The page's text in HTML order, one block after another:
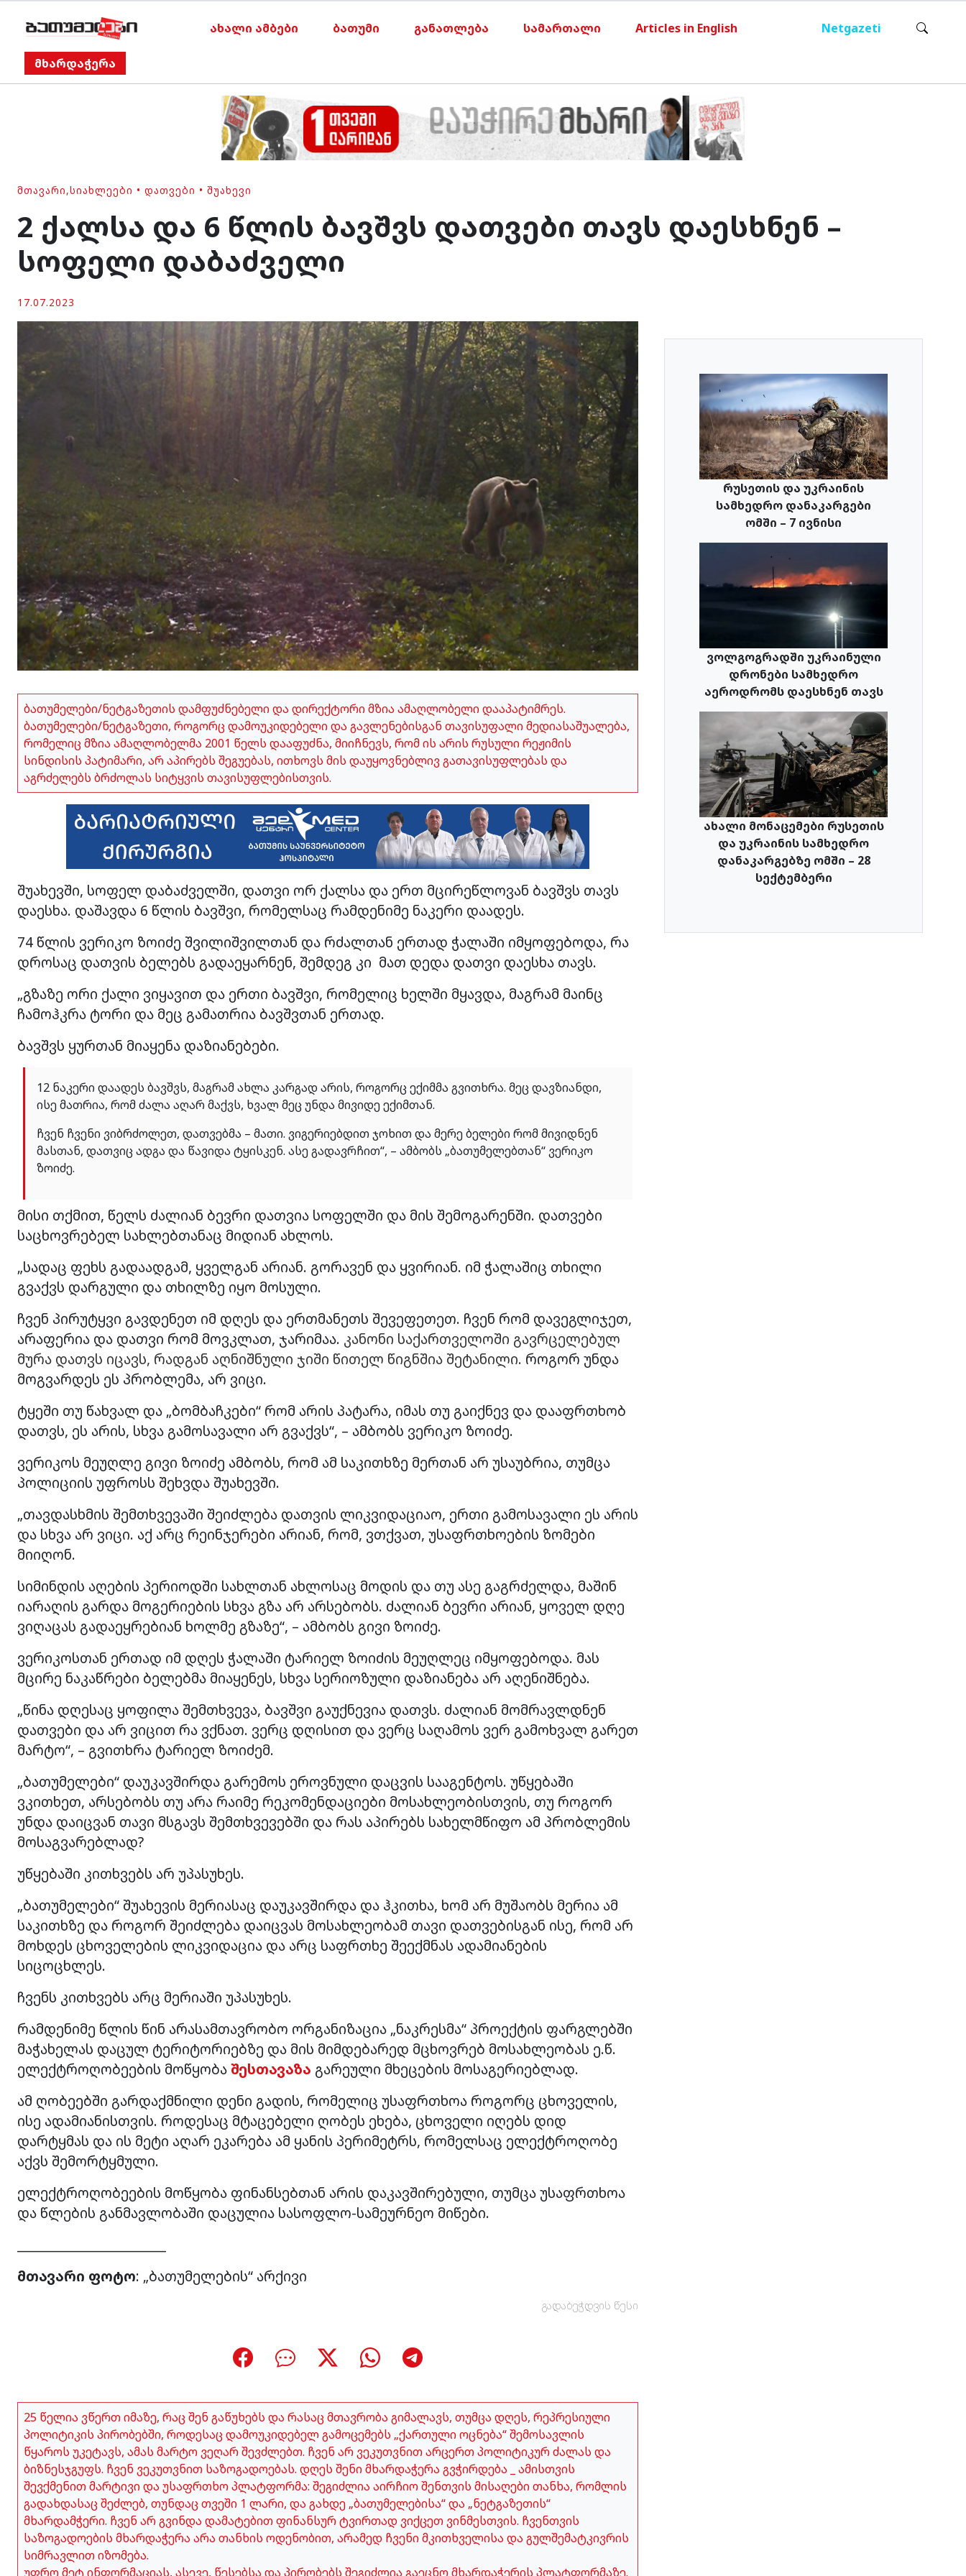
ახალი ამბები ბათუმი განათლება სამართალი Articles in English Netgazeti
მხარდაჭერა
ᲛᲗᲐᲕᲐᲠᲘ,ᲡᲘᲐᲮᲚᲔᲔᲑᲘ • ᲓᲐᲗᲕᲔᲑᲘ • ᲨᲣᲐᲮᲔᲕᲘ
2 ქალსა და 6 წლის ბავშვს დათვები თავს დაესხნენ –
სოფელი დაბაძველი
17.07.2023
ბათუმელები/ნეტგაზეთის დამფუძნებელი და დირექტორი მზია ამაღლობელი დააპატიმრეს.
ბათუმელები/ნეტგაზეთი, როგორც დამოუკიდებელი და გავლენებისგან თავისუფალი მედიასაშუალება,
რომელიც მზია ამაღლობელმა 2001 წელს დააფუძნა, მიიჩნევს, რომ ის არის რუსული რეჟიმის
სინდისის პატიმარი, არ აპირებს შეგუებას, ითხოვს მის დაუყოვნებლივ გათავისუფლებას და
აგრძელებს ბრძოლას სიტყვის თავისუფლებისთვის.
შუახევში, სოფელ დაბაძველში, დათვი ორ ქალსა და ერთ მცირეწლოვან ბავშვს თავს
დაესხა. დაშავდა 6 წლის ბავშვი, რომელსაც რამდენიმე ნაკერი დაადეს.
74 წლის ვერიკო ზოიძე შვილიშვილთან და რძალთან ერთად ჭალაში იმყოფებოდა, რა
დროსაც დათვის ბელებს გადაეყარნენ, შემდეგ კი მათ დედა დათვი დაესხა თავს.
„გზაზე ორი ქალი ვიყავით და ერთი ბავშვი, რომელიც ხელში მყავდა, მაგრამ მაინც
ჩამოჰკრა ტორი და მეც გამათრია ბავშვთან ერთად.
ბავშვს ყურთან მიაყენა დაზიანებები.
12 ნაკერი დაადეს ბავშვს, მაგრამ ახლა კარგად არის, როგორც ექიმმა გვითხრა. მეც დავზიანდი,
ისე მათრია, რომ ძალა აღარ მაქვს, ხვალ მეც უნდა მივიდე ექიმთან.
ჩვენ ჩვენი ვიბრძოლეთ, დათვებმა – მათი. ვიგერიებდით ჯოხით და მერე ბელები რომ მივიდნენ
მასთან, დათვიც ადგა და წავიდა ტყისკენ. ასე გადავრჩით“, – ამბობს „ბათუმელებთან“ ვერიკო
ზოიძე.
მისი თქმით, წელს ძალიან ბევრი დათვია სოფელში და მის შემოგარენში. დათვები
საცხოვრებელ სახლებთანაც მიდიან ახლოს.
„სადაც ფეხს გადაადგამ, ყველგან არიან. გორავენ და ყვირიან. იმ ჭალაშიც თხილი
გვაქვს დარგული და თხილზე იყო მოსული.
ჩვენ პირუტყვი გავდენეთ იმ დღეს და ერთმანეთს შევეფეთეთ. ჩვენ რომ დავეგლიჯეთ,
არაფერია და დათვი რომ მოვკლათ, ჯარიმაა. კანონი საქართველოში გავრცელებულ
მურა დათვს იცავს, რადგან აღნიშნული ჯიში წითელ წიგნშია შეტანილი. როგორ უნდა
მოგვარდეს ეს პრობლემა, არ ვიცი.
ტყეში თუ წახვალ და „ბომბაჩკები“ რომ არის პატარა, იმას თუ გაიქნევ და დააფრთხობ
დათვს, ეს არის, სხვა გამოსავალი არ გვაქვს“, – ამბობს ვერიკო ზოიძე.
ვერიკოს მეუღლე გივი ზოიძე ამბობს, რომ ამ საკითხზე მერთან არ უსაუბრია, თუმცა
პოლიციის უფროსს შეხვდა შუახევში.
„თავდასხმის შემთხვევაში შეიძლება დათვის ლიკვიდაციაო, ერთი გამოსავალი ეს არის
და სხვა არ ვიცი. აქ არც რეინჯერები არიან, რომ, ვთქვათ, უსაფრთხოების ზომები
მიიღონ.
სიმინდის აღების პერიოდში სახლთან ახლოსაც მოდის და თუ ასე გაგრძელდა, მაშინ
იარაღის გარდა მოგერიების სხვა გზა არ არსებობს. ძალიან ბევრი არიან, ყოველ დღე
ვიღაცას გადაეყრებიან ხოლმე გზაზე“, – ამბობს გივი ზოიძე.
ვერიკოსთან ერთად იმ დღეს ჭალაში ტარიელ ზოიძის მეუღლეც იმყოფებოდა. მას
მცირე ნაკაწრები ბელებმა მიაყენეს, სხვა სერიოზული დაზიანება არ აღენიშნება.
„წინა დღესაც ყოფილა შემთხვევა, ბავშვი გაუქნევია დათვს. ძალიან მომრავლდნენ
დათვები და არ ვიცით რა ვქნათ. ვერც დღისით და ვერც საღამოს ვერ გამოხვალ გარეთ
მარტო“, – გვითხრა ტარიელ ზოიძემ.
„ბათუმელები“ დაუკავშირდა გარემოს ეროვნული დაცვის სააგენტოს. უწყებაში
ვკითხეთ, არსებობს თუ არა რაიმე რეკომენდაციები მოსახლეობისთვის, თუ როგორ
უნდა დაიცვან თავი მსგავს შემთხვევებში და რას აპირებს სახელმწიფო ამ პრობლემის
მოსაგვარებლად?
უწყებაში კითხვებს არ უპასუხეს.
„ბათუმელები“ შუახევის მერიასაც დაუკავშირდა და ჰკითხა, ხომ არ მუშაობს მერია ამ
საკითხზე და როგორ შეიძლება დაიცვას მოსახლეობამ თავი დათვებისგან ისე, რომ არ
მოხდეს ცხოველების ლიკვიდაცია და არც საფრთხე შეექმნას ადამიანების
სიცოცხლეს.
ჩვენს კითხვებს არც მერიაში უპასუხეს.
რამდენიმე წლის წინ არასამთავრობო ორგანიზაცია „ნაკრესმა“ პროექტის ფარგლებში
მაჭახელას დაცულ ტერიტორიებზე და მის მიმდებარედ მცხოვრებ მოსახლეობას ე.წ.
ელექტროღობეების მოწყობაშესთავაზა გარეული მხეცების მოსაგერიებლად.
ამ ღობეებში გარდაქმნილი დენი გადის, რომელიც უსაფრთხოა როგორც ცხოველის,
ისე ადამიანისთვის. როდესაც მტაცებელი ღობეს ეხება, ცხოველი იღებს დიდ
დარტყმას და ის მეტი აღარ ეკარება ამ ყანის პერიმეტრს, რომელსაც ელექტროღობე
აქვს შემორტყმული.
ელექტროღობეების მოწყობა ფინანსებთან არის დაკავშირებული, თუმცა უსაფრთხოა
და წლების განმავლობაში დაცულია სასოფლო-სამეურნეო მიწები.
მთავარი ფოტო: „ბათუმელების“ არქივი
გადაბეჭდვის წესი
25 წელია ვწერთ იმაზე, რაც შენ გაწუხებს და რასაც მთავრობა გიმალავს, თუმცა დღეს, რეპრესიული
პოლიტიკის პირობებში, როდესაც დამოუკიდებელ გამოცემებს „ქართული ოცნება“ შემოსავლის
წყაროს უკეტავს, ამას მარტო ვეღარ შევძლებთ. ჩვენ არ ვეკუთვნით არცერთ პოლიტიკურ ძალას და
ბიზნესჯგუფს. ჩვენ ვეკუთვნით საზოგადოებას. დღეს შენი მხარდაჭერა გვჭირდება _ ამისთვის
შევქმენით მარტივი და უსაფრთხო პლატფორმა: შეგიძლია აირჩიო შენთვის მისაღები თანხა, რომლის
გადახდასაც შეძლებ, თუნდაც თვეში 1 ლარი, და გახდე „ბათუმელებისა“ და „ნეტგაზეთის“
მხარდამჭერი. ჩვენ არ გვინდა დამატებით ფინანსურ ტვირთად ვიქცეთ ვინმესთვის. ჩვენთვის
საზოგადოების მხარდაჭერა არა თანხის ოდენობით, არამედ ჩვენი მკითხველისა და გულშემატკივრის
სიმრავლით იზომება.
უფრო მეტ ინფორმაციას, ასევე, წესებსა და პირობებს შეგიძლია გაეცნო მხარდაჭერის პლატფორმაზე.
რუსეთის და უკრაინის
სამხედრო დანაკარგები
ომში – 7 ივნისი
ვოლგოგრადში უკრაინული
დრონები სამხედრო
აეროდრომს დაესხნენ თავს
ახალი მონაცემები რუსეთის
და უკრაინის სამხედრო
დანაკარგებზე ომში – 28
სექტემბერი